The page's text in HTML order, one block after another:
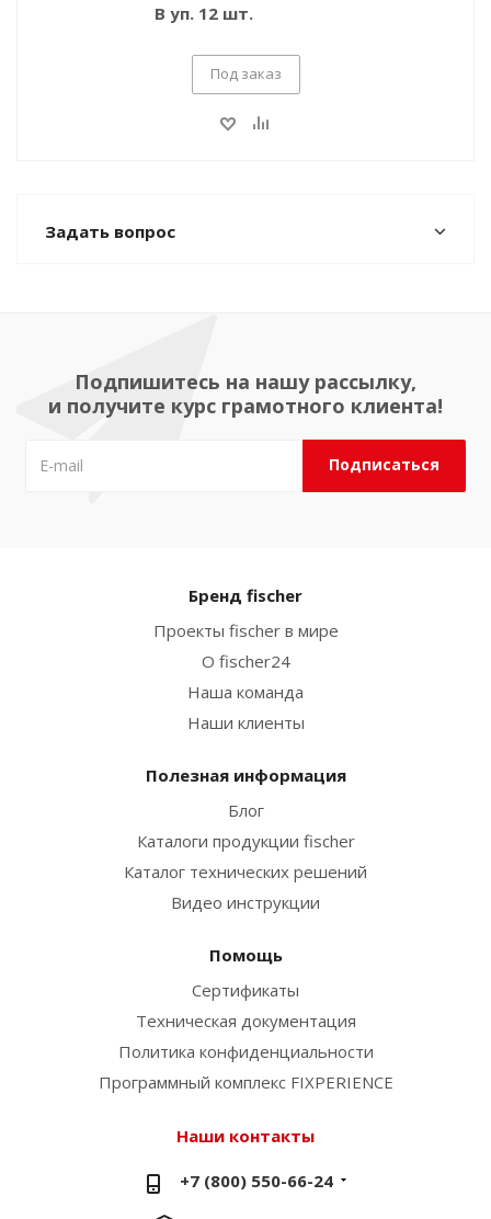
В уп. 12 шт.
Под заказ
Задать вопрос
Подпишитесь на нашу рассылку,
и получите курс грамотного клиента!
Бренд fischer
Проекты fischer в мире
О fischer24
Наша команда
Наши клиенты
Полезная информация
Блог
Каталоги продукции fischer
Каталог технических решений
Видео инструкции
Помощь
Сертификаты
Техническая документация
Политика конфиденциальности
Программный комплекс FIXPERIENCE
Наши контакты
+7 (800) 550-66-24